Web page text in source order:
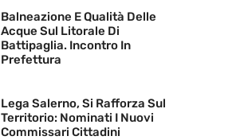
Balneazione E Qualità Delle
Acque Sul Litorale Di
Battipaglia. Incontro In
Prefettura
Lega Salerno, Si Rafforza Sul
Territorio: Nominati I Nuovi
Commissari Cittadini